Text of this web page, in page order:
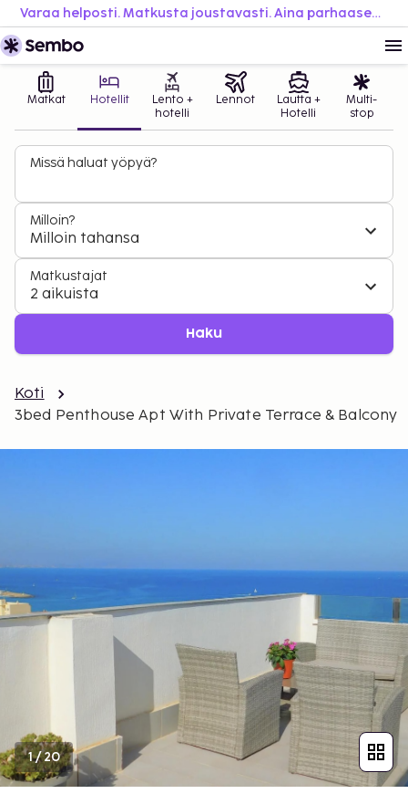
Varaa helposti. Matkusta joustavasti. Aina parhaaseen hintaan.
Matkat Hotellit
Lento +
hotelli
Lennot
Lautta +
Hotelli
Multi-
stop
Missä haluat yöpyä?
Milloin?
Milloin tahansa
Matkustajat
2 aikuista
Haku
Koti
3bed Penthouse Apt With Private Terrace & Balcony
1/20